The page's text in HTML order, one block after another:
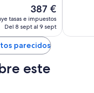
El
precio
actual
de
387 €
387 €
tasas e impuestos
Del 8 sept al 9 sept
parecidos
este